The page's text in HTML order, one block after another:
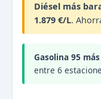
Diésel más
1.879 €/L.
Gasolina 95
entre 6